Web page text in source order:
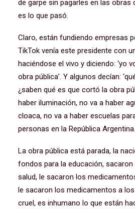
de garpe sin pagarles en las obras
es lo que pasó.
Claro, están fundiendo empresas
TikTok venía este presidente con
haciéndose el vivo y diciendo: ‘yo
obra pública’. Y algunos decían:
¿saben qué es que cortó la obra
haber iluminación, no va a haber
cloaca, no va a haber escuelas
personas en la República Argentina.
La obra pública está parada, la
fondos para la educación,
salud, le sacaron los
le sacaron los medicamentos a
cruel, es inhumano lo que están